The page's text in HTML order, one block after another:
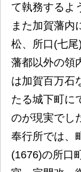
て執務するよ
また加賀藩内
松、所口(七尾
藩都以外の領
は加賀百万石
たる城下町に
のが現実でし
奉行所では、
(1676)の所口